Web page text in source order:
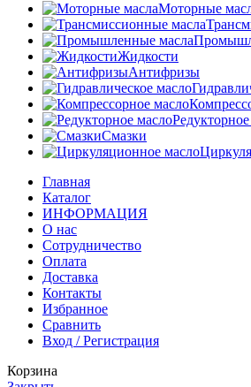
Моторные
Жидкости
Антифризы
Смазки
Главная
Каталог
ИНФОРМАЦИЯ
О нас
Сотрудничество
Оплата
Доставка
Контакты
Избранное
Сравнить
Вход / Регистрация
Корзина